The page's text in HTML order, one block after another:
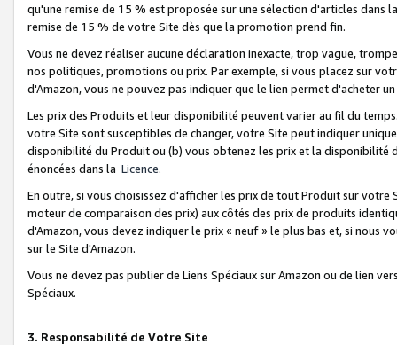
qu'une remise de 15 % est proposée sur une sélection d'articles
remise de 15 % de votre Site dès que la promotion prend fin.
Vous ne devez réaliser aucune déclaration inexacte, trop vague,
nos politiques, promotions ou prix. Par exemple, si vous placez sur
d'Amazon, vous ne pouvez pas indiquer que le lien permet d'acheter
Les prix des Produits et leur disponibilité peuvent varier au fil du
votre Site sont susceptibles de changer, votre Site peut indiquer
disponibilité du Produit ou (b) vous obtenez les prix et la disponibilité
énoncées dans la Licence.
En outre, si vous choisissez d'afficher les prix de tout Produit sur
moteur de comparaison des prix) aux côtés des prix de produits
d'Amazon, vous devez indiquer le prix « neuf » le plus bas et, si nous
sur le Site d'Amazon.
Vous ne devez pas publier de Liens Spéciaux sur Amazon ou de lien
Spéciaux.
3. Responsabilité de Votre Site